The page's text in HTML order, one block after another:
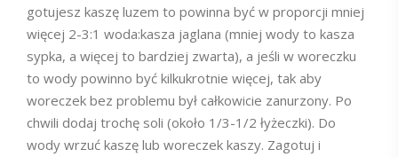
gotujesz kaszę luzem to powinna być w proporcji mniej
więcej 2-3:1 woda:kasza jaglana (mniej wody to kasza
sypka, a więcej to bardziej zwarta), a jeśli w woreczku
to wody powinno być kilkukrotnie więcej, tak aby
woreczek bez problemu był całkowicie zanurzony. Po
chwili dodaj trochę soli (około 1/3-1/2 łyżeczki). Do
wody wrzuć kaszę lub woreczek kaszy. Zagotuj i